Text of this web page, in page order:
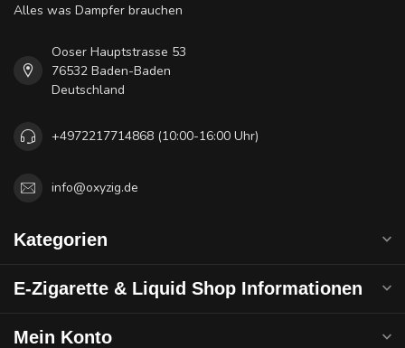
Alles was Dampfer brauchen
Ooser Hauptstrasse 53
76532 Baden-Baden
Deutschland
+4972217714868 (10:00-16:00 Uhr)
info@oxyzig.de
Kategorien
E-Zigarette & Liquid Shop Informationen
Mein Konto